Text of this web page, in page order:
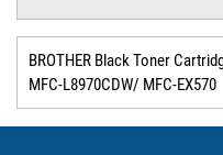
BROTHER Black Toner
MFC-L8970CDW/ MFC-EX570